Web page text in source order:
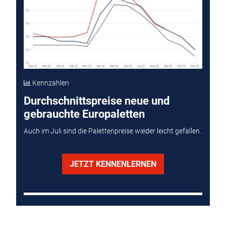
Kennzahlen
Durchschnittspreise neue und
gebrauchte Europaletten
Auch im Juli sind die Palettenpreise wieder leicht gefallen.
JETZT KENNENLERNEN